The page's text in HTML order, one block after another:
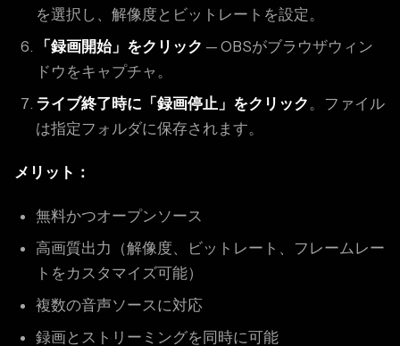
を選択し、解像度とビットレートを設定。
「録画開始」をクリック — OBSがブラウザウィン
ドウをキャプチャ。
ライブ終了時に「録画停止」をクリック。ファイル
は指定フォルダに保存されます。
メリット：
無料かつオープンソース
高画質出力（解像度、ビットレート、フレームレー
トをカスタマイズ可能）
複数の音声ソースに対応
録画とストリーミングを同時に可能